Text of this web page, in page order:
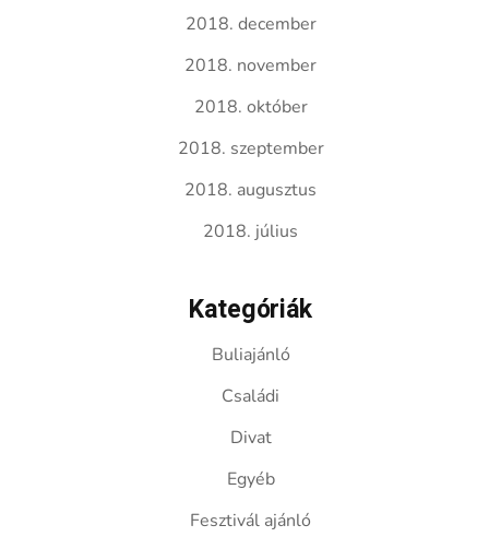
2018. december
2018. november
2018. október
2018. szeptember
2018. augusztus
2018. július
Kategóriák
Buliajánló
Családi
Divat
Egyéb
Fesztivál ajánló